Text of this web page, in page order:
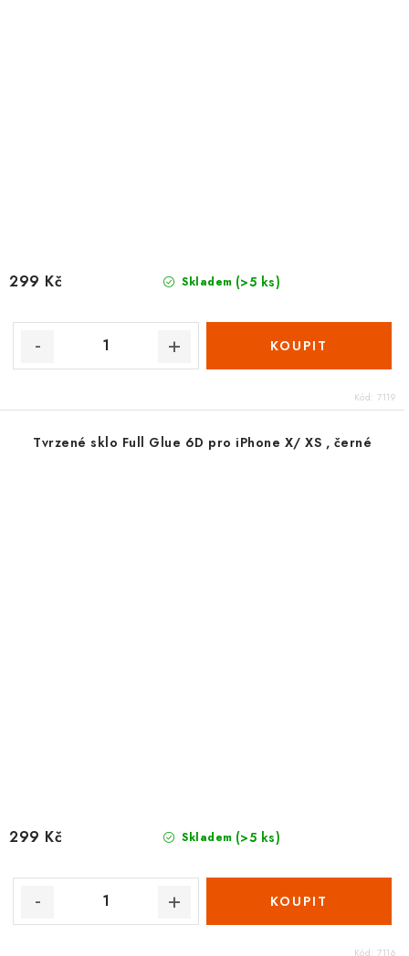
Skladem (>5 ks)
299 Kč
Kód: 7119
Tvrzené sklo Full Glue 6D pro iPhone X/ XS , černé
Skladem (>5 ks)
299 Kč
Kód: 7116